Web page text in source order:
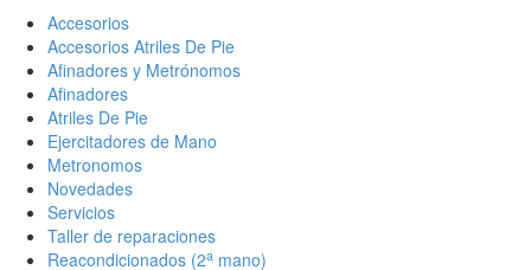
Accesorios
Accesorios Atriles De Pie
Afinadores y Metrónomos
Afinadores
Atriles De Pie
Ejercitadores de Mano
Metronomos
Novedades
Servicios
Taller de reparaciones
Reacondicionados (2a mano)